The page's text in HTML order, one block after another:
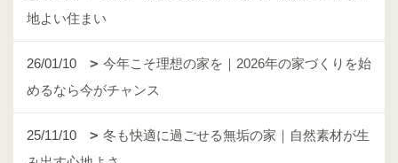
地よい住まい
26/01/10
今年こそ理想の家を｜2026年の家づくりを始
めるなら今がチャンス
25/11/10
冬も快適に過ごせる無垢の家｜自然素材が生